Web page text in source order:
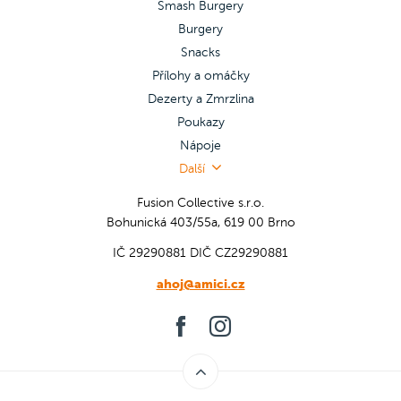
Smash Burgery
Burgery
Snacks
Přílohy a omáčky
Dezerty a Zmrzlina
Poukazy
Nápoje
Další
Fusion Collective s.r.o.
Bohunická 403/55a, 619 00 Brno
IČ 29290881 DIČ CZ29290881
ahoj@amici.cz